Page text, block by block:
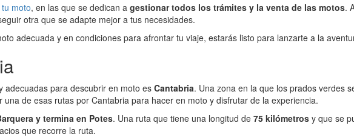
moto, en las que se dedican a gestionar todos los trámites y la venta de las motos.
otra que se adapte mejor a tus necesidades.
adecuada y en condiciones para afrontar tu viaje, estarás listo para lanzarte a la
adecuadas para descubrir en moto es Cantabria. Una zona en la que los prados verdes
de esas rutas por Cantabria para hacer en moto y disfrutar de la experiencia.
y termina en Potes. Una ruta que tiene una longitud de 75 kilómetros y que se
que recorre la ruta.